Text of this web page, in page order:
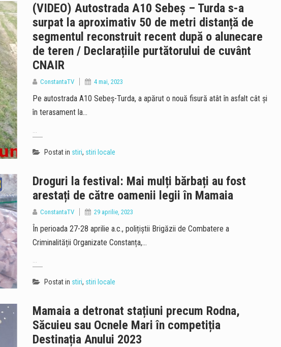
(VIDEO) Autostrada A10 Sebeș – Turda s-a
surpat la aproximativ 50 de metri distanță de
segmentul reconstruit recent după o alunecare
de teren / Declarațiile purtătorului de cuvânt
CNAIR
ConstantaTV 4 mai, 2023
Pe autostrada A10 Sebeș-Turda, a apărut o nouă fisură atât în asfalt cât și
în terasament la…
Postat in stiri, stiri locale
Droguri la festival: Mai mulți bărbați au fost
arestați de către oamenii legii în Mamaia
ConstantaTV 29 aprilie, 2023
În perioada 27-28 aprilie a.c., polițiștii Brigăzii de Combatere a
Criminalității Organizate Constanța,…
...
Postat in stiri, stiri locale
Mamaia a detronat stațiuni precum Rodna,
Săcuieu sau Ocnele Mari în competiția
Destinația Anului 2023